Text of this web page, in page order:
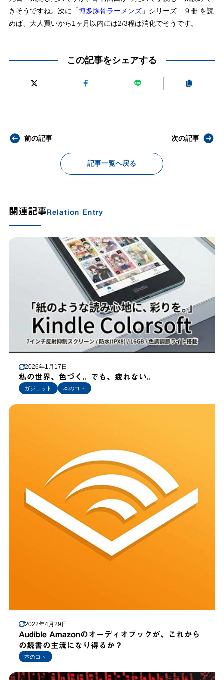
きそうですね。次に「博多豚骨ラーメンズ」シリーズ ９冊 を読
めば、大人買いから1ヶ月以内には2/3程は消化でそうです。
この記事をシェアする
前の記事
記事一覧へ戻る
次の記事
関連記事Relation Entry
2026年1月17日
私の世界、色づく。でも、疲れない。
ガジェット 本のコト
2022年4月29日
Audible Amazonのオーディオブックが、これから
の読書の主流になり得るか？
本のコト